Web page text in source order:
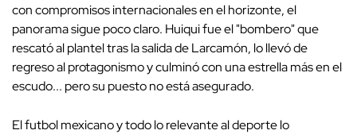
con compromisos internacionales en el horizonte, el
panorama sigue poco claro. Huiqui fue el "bombero" que
rescató al plantel tras la salida de Larcamón, lo llevó de
regreso al protagonismo y culminó con una estrella más en el
escudo... pero su puesto no está asegurado.
El futbol mexicano y todo lo relevante al deporte lo